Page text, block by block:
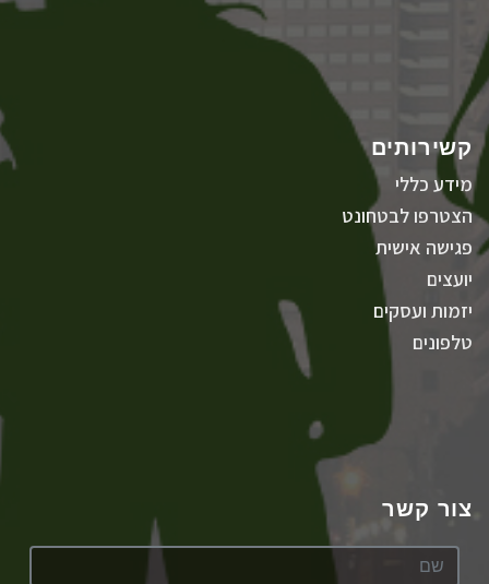
קשירותים
מידע כללי
הצטרפו לבטחונט
פגישה אישית
יועצים
יזמות ועסקים
טלפונים
צור קשר